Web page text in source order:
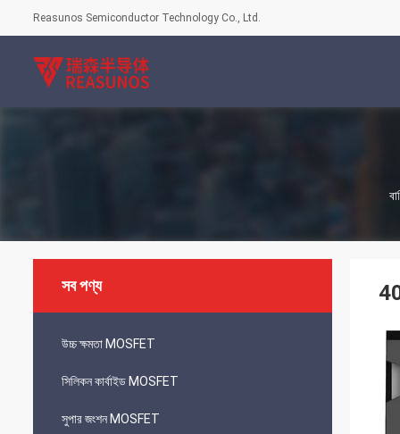
Reasunos Semiconductor Technology Co., Ltd.
সব পণ্য
উচ্চ ক্ষমতা MOSFET
সিলিকন কার্বাইড MOSFET
সুপার জংশন MOSFET